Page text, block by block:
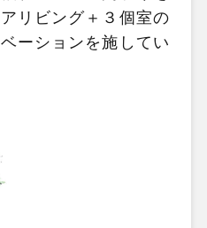
リビング＋３個室の
ーションを施してい